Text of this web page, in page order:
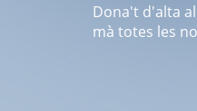
Dona't d'alta
mà totes les